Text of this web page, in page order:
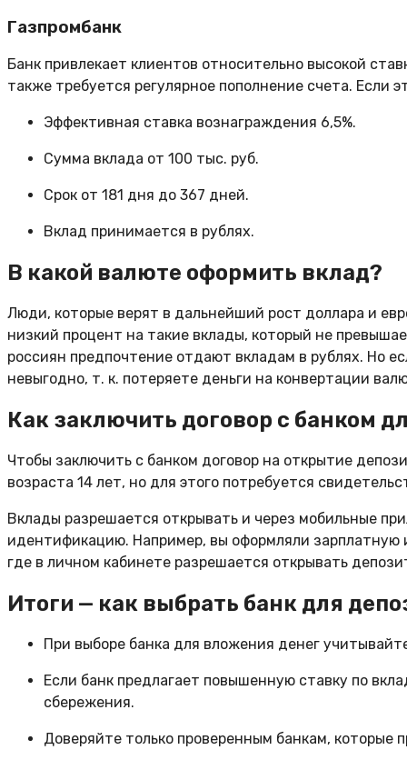
Газпромбанк
Банк привлекает клиентов относительно высокой
также требуется регулярное пополнение счета. Если
Эффективная ставка вознаграждения 6,5%.
Сумма вклада от 100 тыс. руб.
Срок от 181 дня до 367 дней.
Вклад принимается в рублях.
В какой валюте оформить вклад?
Люди, которые верят в дальнейший рост доллара и
низкий процент на такие вклады, который не
россиян предпочтение отдают вкладам в рублях. Но
невыгодно, т. к. потеряете деньги на конвертации
Как заключить договор с банком
Чтобы заключить с банком договор на открытие
возраста 14 лет, но для этого потребуется
Вклады разрешается открывать и через мобильные
идентификацию. Например, вы оформляли зарплатную
где в личном кабинете разрешается открывать
Итоги — как выбрать банк для
При выборе банка для вложения денег
Если банк предлагает повышенную ставку по
сбережения.
Доверяйте только проверенным банкам, которые